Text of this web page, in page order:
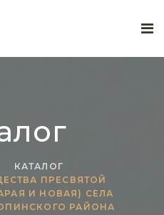
КАТАЛОГ
ПРЕСВЯТОЙ
И НОВАЯ) СЕЛА
РАЙОНА